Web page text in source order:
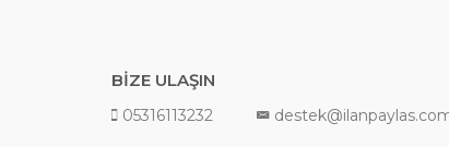
BİZE ULAŞIN
05316113232